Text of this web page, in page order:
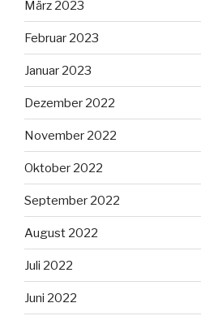
März 2023
Februar 2023
Januar 2023
Dezember 2022
November 2022
Oktober 2022
September 2022
August 2022
Juli 2022
Juni 2022